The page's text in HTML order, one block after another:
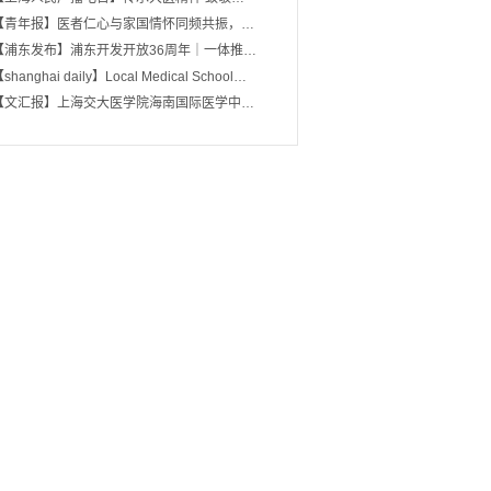
青年报】医者仁心与家国情怀同频共振，…
浦东发布】浦东开发开放36周年｜一体推…
shanghai daily】Local Medical School…
文汇报】上海交大医学院海南国际医学中…